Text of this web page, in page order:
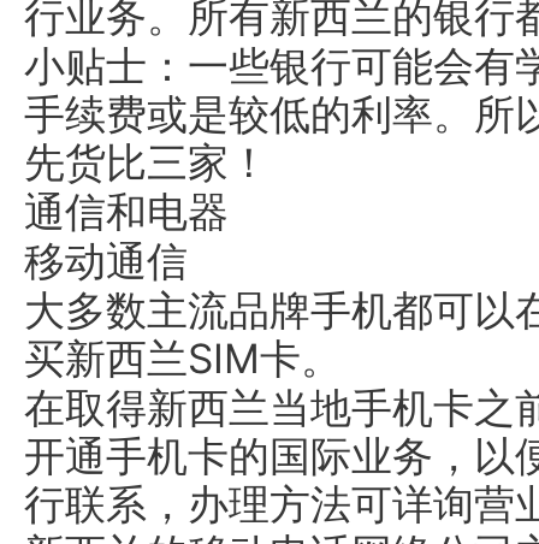
行业务。所有新西兰的银行
小贴士：一些银行可能会有
手续费或是较低的利率。所
先货比三家！
通信和电器
移动通信
大多数主流品牌手机都可以
买新西兰SIM卡。
在取得新西兰当地手机卡之
开通手机卡的国际业务，以
行联系，办理方法可详询营